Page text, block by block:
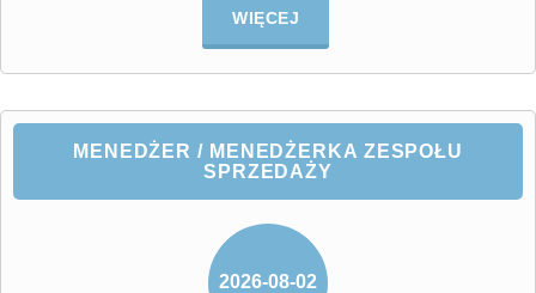
WIĘCEJ
MENEDŻER / MENEDŻERKA ZESPOŁU
SPRZEDAŻY
2026-08-02